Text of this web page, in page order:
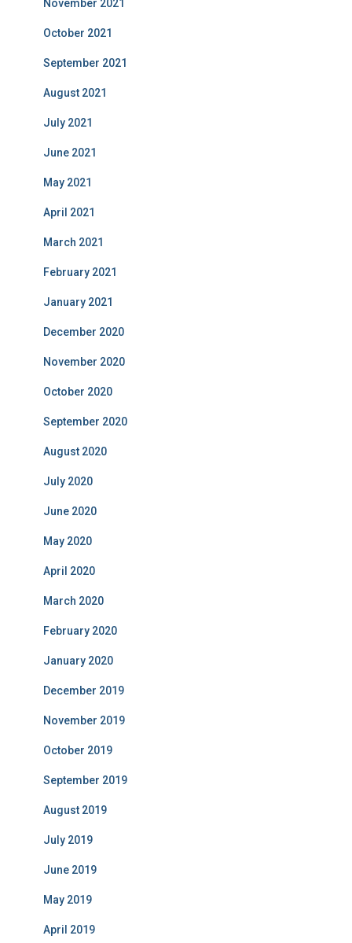
November 2021
October 2021
September 2021
August 2021
July 2021
June 2021
May 2021
April 2021
March 2021
February 2021
January 2021
December 2020
November 2020
October 2020
September 2020
August 2020
July 2020
June 2020
May 2020
April 2020
March 2020
February 2020
January 2020
December 2019
November 2019
October 2019
September 2019
August 2019
July 2019
June 2019
May 2019
April 2019